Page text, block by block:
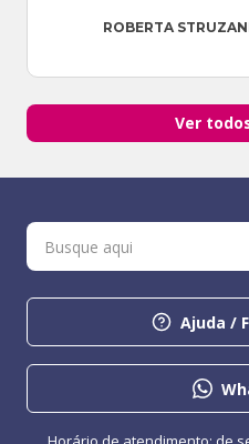
ROBERTA
Ver
Ajuda /